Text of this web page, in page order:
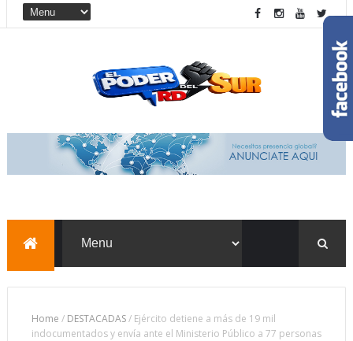
Home / DESTACADAS/ Ejército detiene a más de 19 mil
indocumentados y envía ante el Ministerio Público a 77 personas